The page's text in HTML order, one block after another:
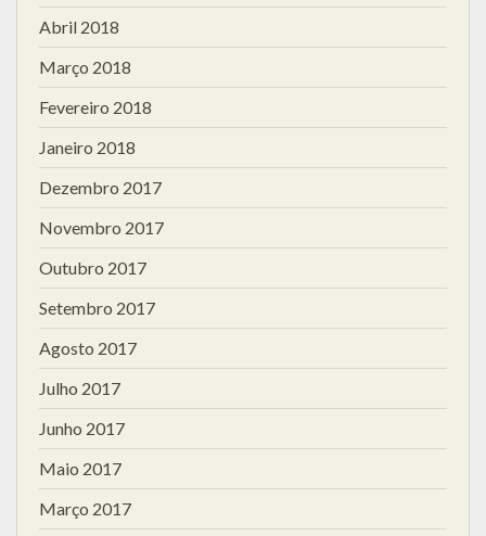
Abril 2018
Março 2018
Fevereiro 2018
Janeiro 2018
Dezembro 2017
Novembro 2017
Outubro 2017
Setembro 2017
Agosto 2017
Julho 2017
Junho 2017
Maio 2017
Março 2017